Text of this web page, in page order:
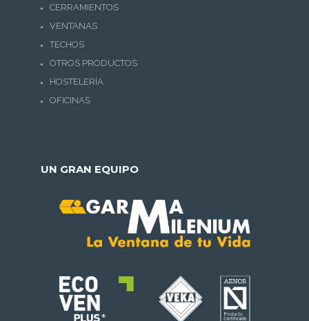
CERRAMIENTOS
VENTANAS
TECHOS
OTROS PRODUCTOS
HOSTELERÍA
OFICINAS
UN GRAN EQUIPO